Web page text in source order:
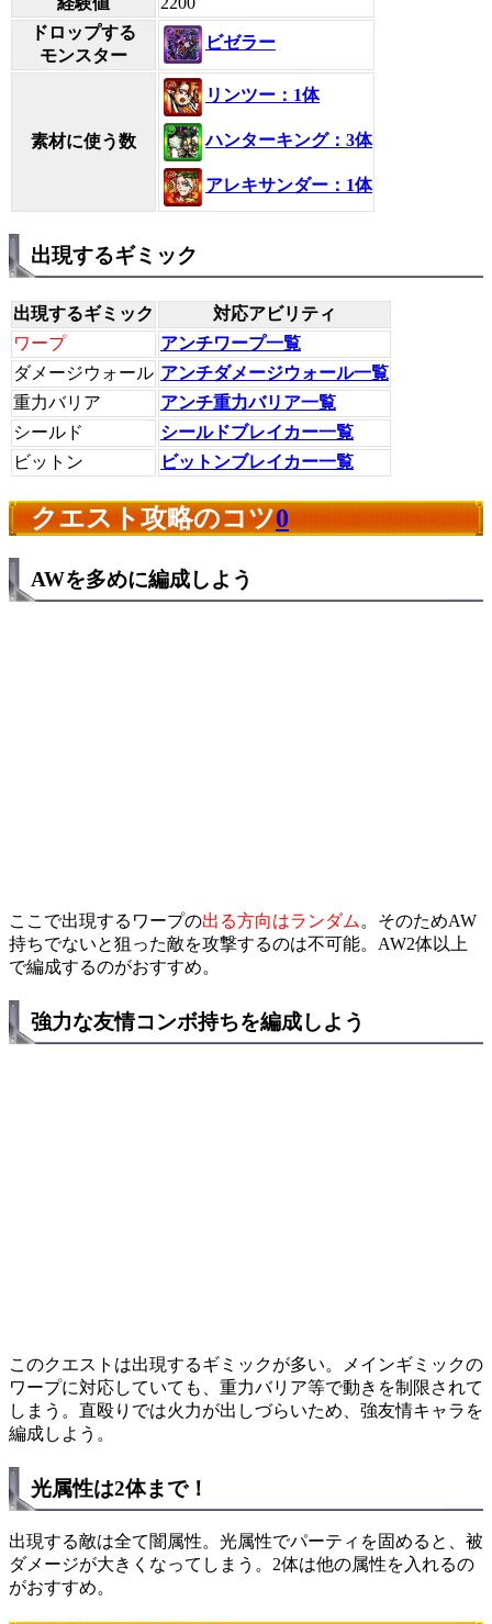
ドロップする
モンスター
ビゼラー
素材に使う数
リンツー：1体
ハンターキング：3体
アレキサンダー：1体
出現するギミック
出現するギミック
対応アビリティ
ワープ
アンチワープ一覧
ダメージウォール アンチダメージウォール一覧
重力バリア
アンチ重力バリア一覧
シールド
シールドブレイカー一覧
ビットン
ビットンブレイカー一覧
クエスト攻略のコツ0
AWを多めに編成しよう
ここで出現するワープの出る方向はランダム。そのためAW
持ちでないと狙った敵を攻撃するのは不可能。AW2体以上
で編成するのがおすすめ。
強力な友情コンボ持ちを編成しよう
このクエストは出現するギミックが多い。メインギミックの
ワープに対応していても、重力バリア等で動きを制限されて
しまう。直殴りでは火力が出しづらいため、強友情キャラを
編成しよう。
光属性は2体まで！
出現する敵は全て闇属性。光属性でパーティを固めると、被
ダメージが大きくなってしまう。2体は他の属性を入れるの
がおすすめ。